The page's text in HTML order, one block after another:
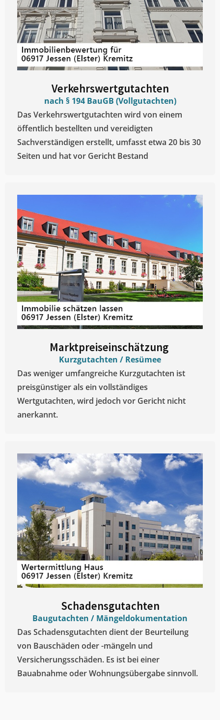
Verkehrswertgutachten
nach § 194 BauGB (Vollgutachten)
Das Verkehrswertgutachten wird von einem
öffentlich bestellten und vereidigten
Sachverständigen erstellt, umfasst etwa 20 bis 30
Seiten und hat vor Gericht Bestand
Marktpreiseinschätzung ​
Kurzgutachten / Resümee
Das weniger umfangreiche Kurzgutachten ist
preisgünstiger als ein vollständiges
Wertgutachten, wird jedoch vor Gericht nicht
anerkannt.
Schadensgutachten
Baugutachten / Mängeldokumentation
Das Schadensgutachten dient der Beurteilung
von Bauschäden oder -mängeln und
Versicherungsschäden. Es ist bei einer
Bauabnahme oder Wohnungsübergabe sinnvoll.